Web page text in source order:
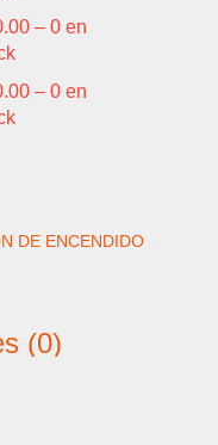
–0 en
–0 en
DE ENCENDIDO
(0)